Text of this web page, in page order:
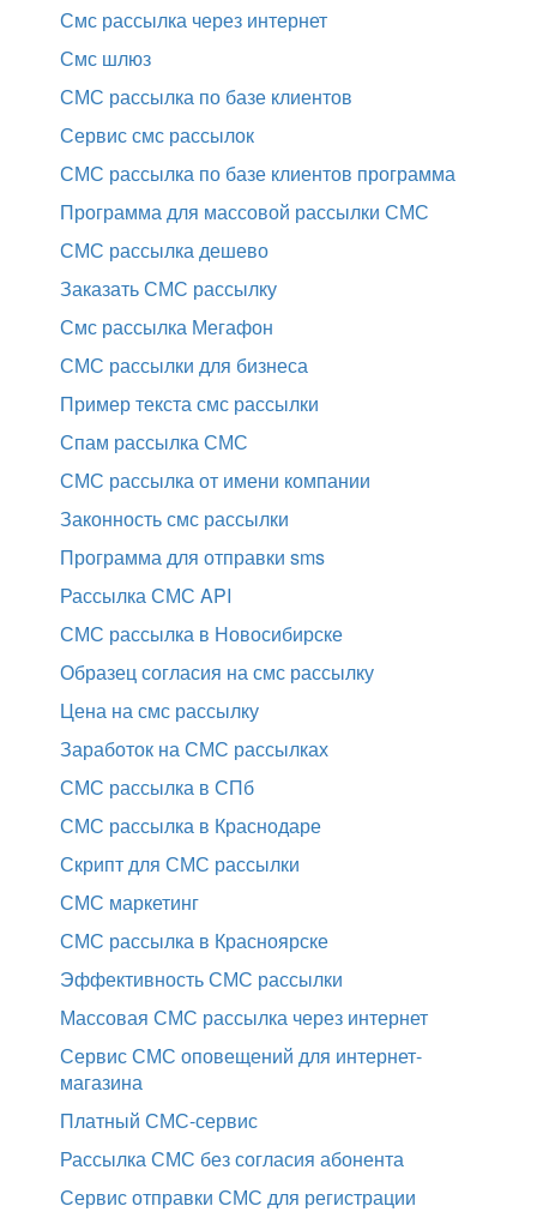
Смс рассылка через интернет
Смс шлюз
СМС рассылка по базе клиентов
Сервис смс рассылок
СМС рассылка по базе клиентов программа
Программа для массовой рассылки СМС
СМС рассылка дешево
Заказать СМС рассылку
Смс рассылка Мегафон
СМС рассылки для бизнеса
Пример текста смс рассылки
Спам рассылка СМС
СМС рассылка от имени компании
Законность смс рассылки
Программа для отправки sms
Рассылка СМС API
СМС рассылка в Новосибирске
Образец согласия на смс рассылку
Цена на смс рассылку
Заработок на СМС рассылках
СМС рассылка в СПб
СМС рассылка в Краснодаре
Скрипт для СМС рассылки
СМС маркетинг
СМС рассылка в Красноярске
Эффективность СМС рассылки
Массовая СМС рассылка через интернет
Сервис СМС оповещений для интернет-
магазина
Платный СМС-сервис
Рассылка СМС без согласия абонента
Сервис отправки СМС для регистрации